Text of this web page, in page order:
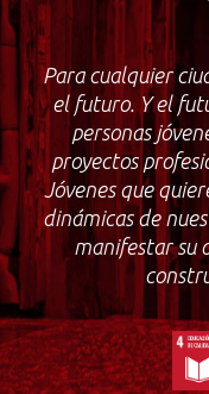
Para cualquier
el futuro. Y el
personas
proyectos
Jóvenes que
dinámicas de
manifestar su